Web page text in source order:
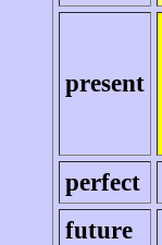
present
perfect
future